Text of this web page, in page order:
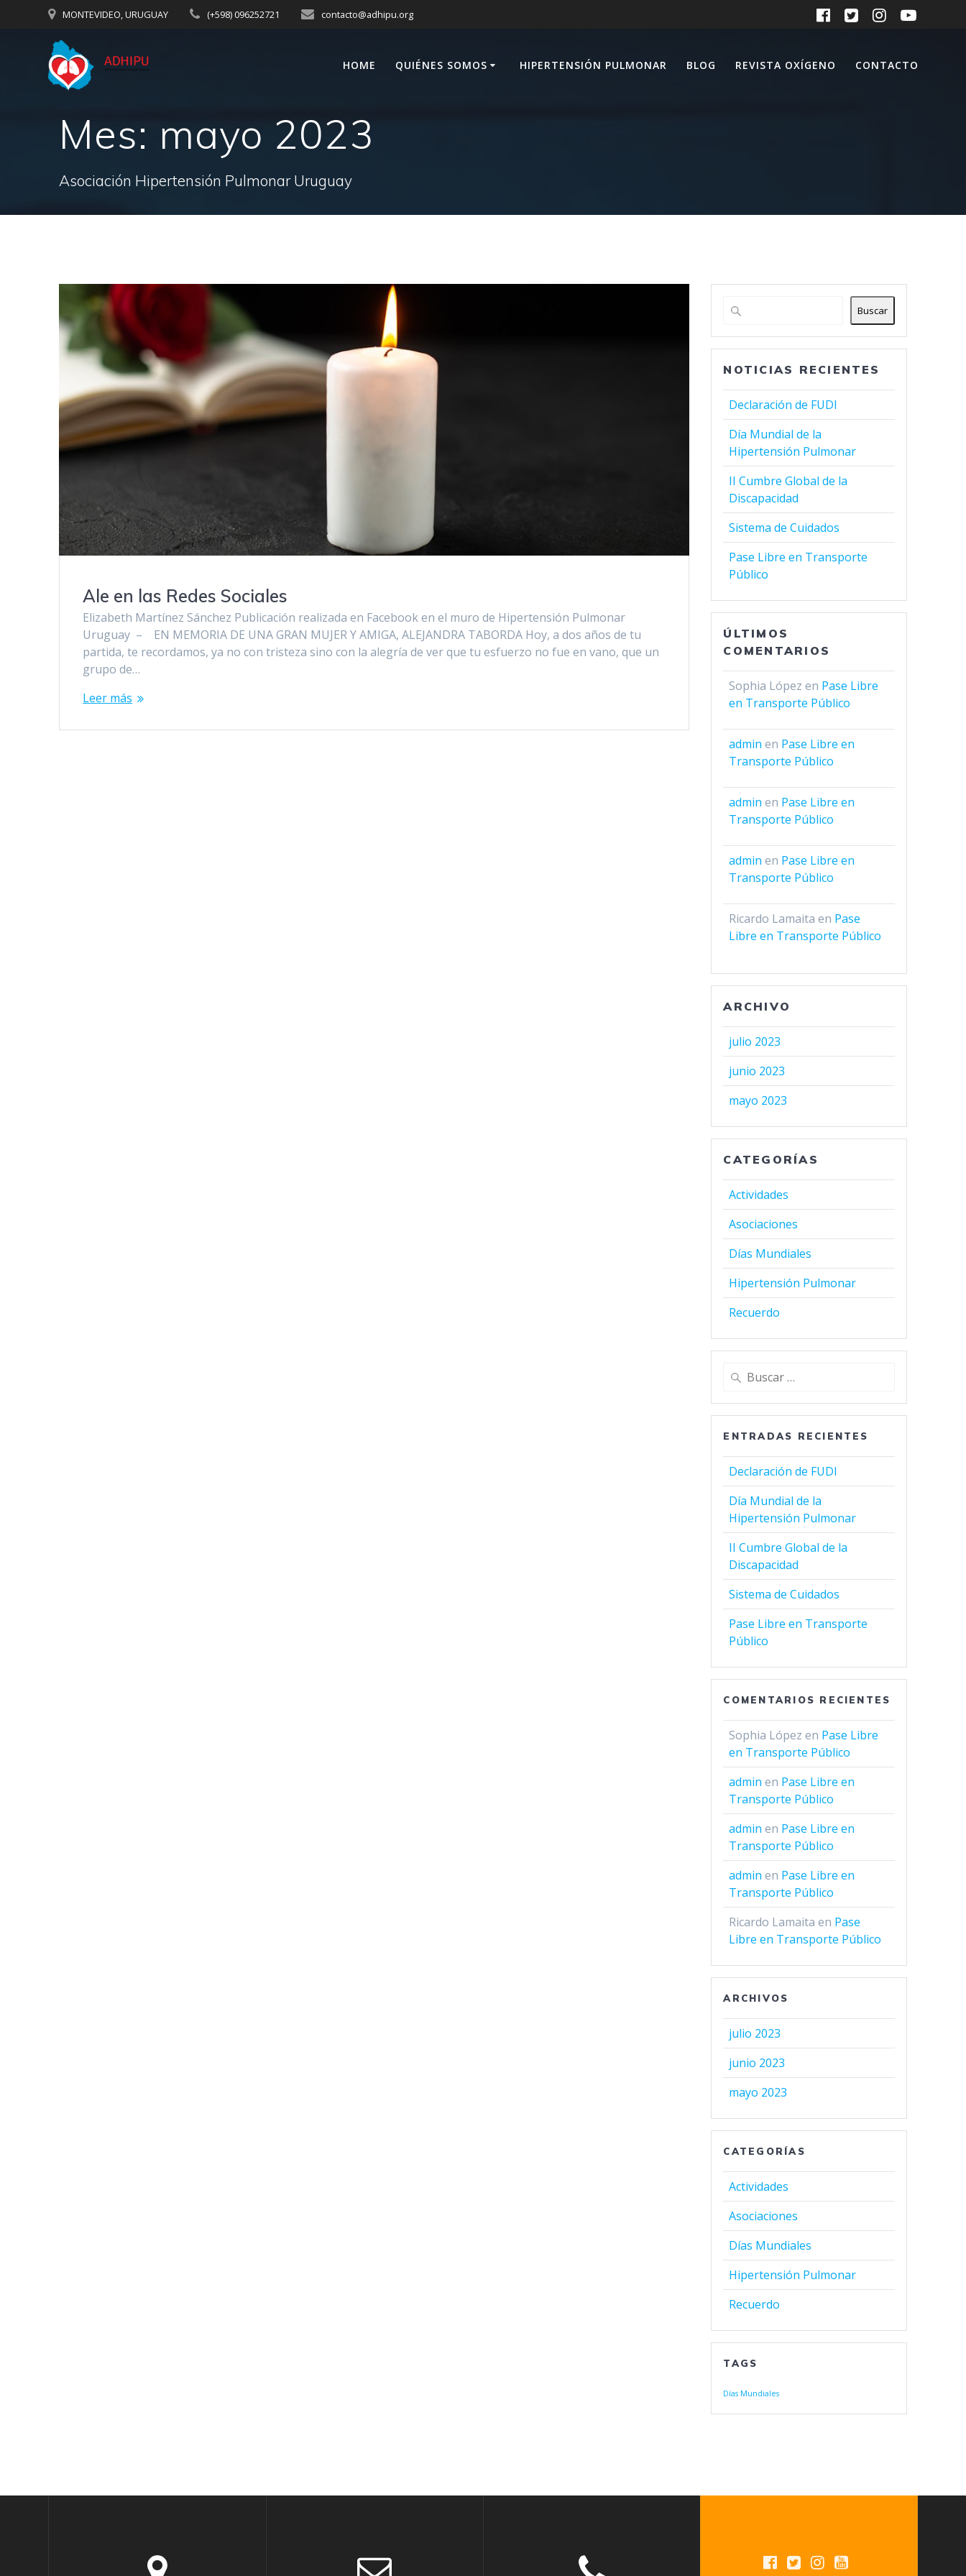
contenido
MONTEVIDEO, URUGUAY (+598) 096252721 contacto@adhipu.org
HOME QUIÉNES SOMOS HIPERTENSIÓN PULMONAR BLOG REVISTA OXÍGENO CONTACTO
Mes: mayo 2023
Asociación Hipertensión Pulmonar Uruguay
Ale en las Redes Sociales
Elizabeth Martínez Sánchez Publicación realizada en Facebook en el muro de Hipertensión Pulmonar
Uruguay – EN MEMORIA DE UNA GRAN MUJER Y AMIGA, ALEJANDRA TABORDA Hoy, a dos años de tu
partida, te recordamos, ya no con tristeza sino con la alegría de ver que tu esfuerzo no fue en vano, que un
grupo de…
Leer más
Buscar
NOTICIAS RECIENTES
Declaración de FUDI
Día Mundial de la
Hipertensión Pulmonar
II Cumbre Global de la
Discapacidad
Sistema de Cuidados
Pase Libre en Transporte
Público
ÚLTIMOS
COMENTARIOS
Sophia López en Pase Libre
en Transporte Público
admin en Pase Libre en
Transporte Público
admin en Pase Libre en
Transporte Público
admin en Pase Libre en
Transporte Público
Ricardo Lamaita en Pase
Libre en Transporte Público
ARCHIVO
julio 2023
junio 2023
mayo 2023
CATEGORÍAS
Actividades
Asociaciones
Días Mundiales
Hipertensión Pulmonar
Recuerdo
Buscar:
ENTRADAS RECIENTES
Declaración de FUDI
Día Mundial de la
Hipertensión Pulmonar
II Cumbre Global de la
Discapacidad
Sistema de Cuidados
Pase Libre en Transporte
Público
COMENTARIOS RECIENTES
Sophia López en Pase Libre
en Transporte Público
admin en Pase Libre en
Transporte Público
admin en Pase Libre en
Transporte Público
admin en Pase Libre en
Transporte Público
Ricardo Lamaita en Pase
Libre en Transporte Público
ARCHIVOS
julio 2023
junio 2023
mayo 2023
CATEGORÍAS
Actividades
Asociaciones
Días Mundiales
Hipertensión Pulmonar
Recuerdo
TAGS
Días Mundiales